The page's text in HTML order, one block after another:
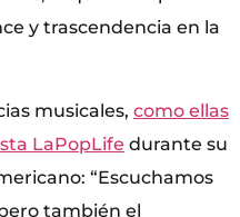
y trascendencia en la
musicales, como ellas
LaPopLife durante su
“Escuchamos
también el